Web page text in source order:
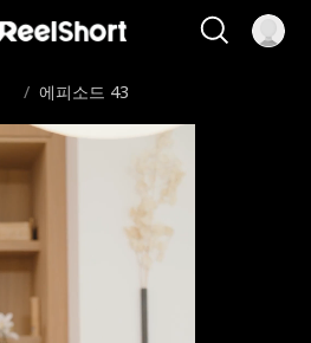
/ 에피소드 43